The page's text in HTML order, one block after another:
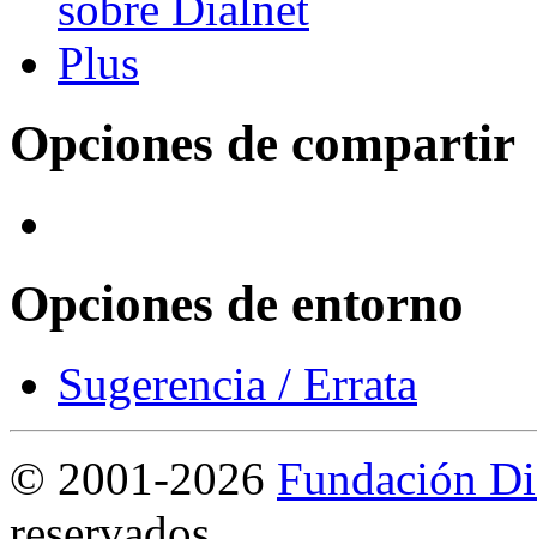
Opciones de compartir
Opciones de entorno
Sugerencia / Errata
© 2001-2026 Fundación